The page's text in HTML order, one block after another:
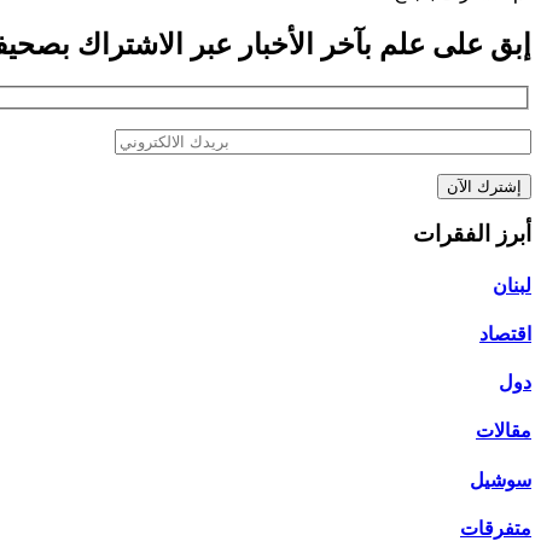
إبق على علم بآخر الأخبار عبر الاشتراك
أبرز الفقرات
لبنان
اقتصاد
دول
مقالات
سوشيل
متفرقات